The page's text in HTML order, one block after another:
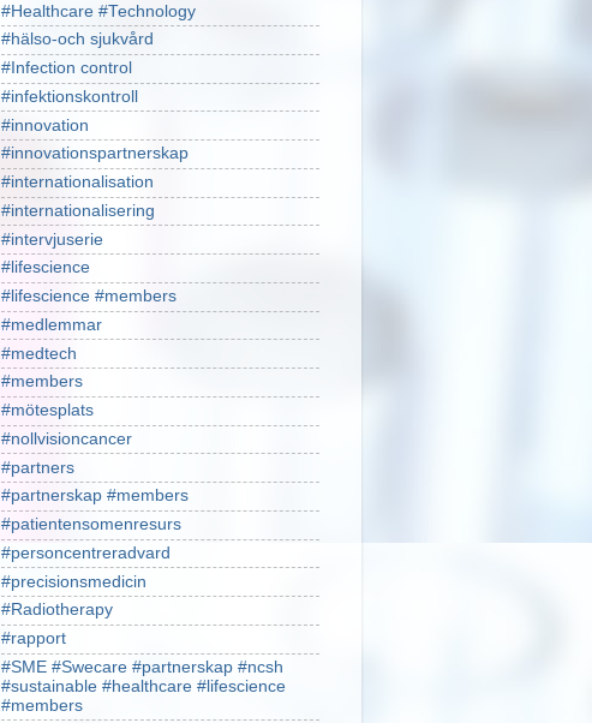
#Healthcare #Technology
#hälso-och sjukvård
#Infection control
#infektionskontroll
#innovation
#innovationspartnerskap
#internationalisation
#internationalisering
#intervjuserie
#lifescience
#lifescience #members
#medlemmar
#medtech
#members
#mötesplats
#nollvisioncancer
#partners
#partnerskap #members
#patientensomenresurs
#personcentreradvard
#precisionsmedicin
#Radiotherapy
#rapport
#SME #Swecare #partnerskap #ncsh
#sustainable #healthcare #lifescience
#members